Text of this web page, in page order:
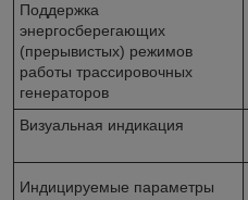
Поддержка
энергосберегающих
(прерывистых) режимов
работы трассировочных
генераторов
Визуальная индикация
Индицируемые параметры